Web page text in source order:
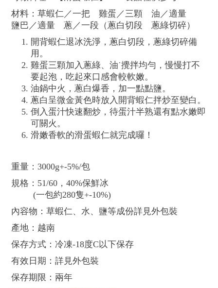
材料：草蝦仁／一把 雞蛋／三顆 油／適量
鹽巴／適量 蔥／一段（蔥白切段 蔥綠切碎）
開背蝦仁退冰洗淨，蔥白切段，蔥綠切碎備
用。
雞蛋三顆加入蔥綠、油˙攪拌均勻，慢慢打不
要起泡，吃起來口感會較軟嫩。
油鍋中火，蔥白爆香，加一點點鹽。
蔥白呈微金黃色時放入開背蝦仁拌炒至變白。
倒入蛋汁快速翻炒，待蛋汁半熟還有點水嫩即
可關火。
滑嫩香軟的滑蛋蝦仁就完成囉！
重量：3000g+-5%/包
規格：51/60，40%保鮮冰
(一包約280隻+-10%)
內容物：草蝦仁、水、鹽等成份詳見外包裝
產地：越南
保存方式：冷凍-18度C以下保存
有效日期：詳見外包裝
保存期限：兩年